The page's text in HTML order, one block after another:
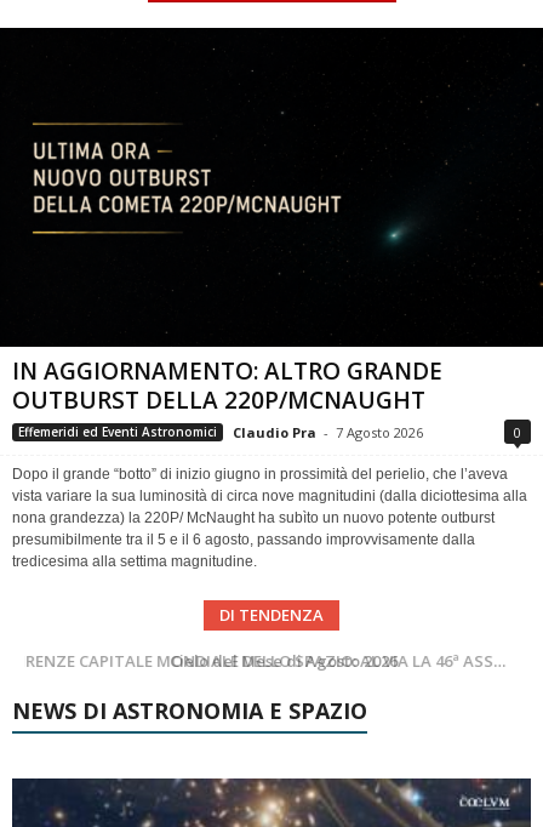
IN AGGIORNAMENTO: ALTRO GRANDE
OUTBURST DELLA 220P/MCNAUGHT
Effemeridi ed Eventi Astronomici Claudio Pra - 7 Agosto 2026 0
Dopo il grande “botto” di inizio giugno in prossimità del perielio, che l’aveva
vista variare la sua luminosità di circa nove magnitudini (dalla diciottesima alla
nona grandezza) la 220P/ McNaught ha subìto un nuovo potente outburst
presumibilmente tra il 5 e il 6 agosto, passando improvvisamente dalla
tredicesima alla settima magnitudine.
DI TENDENZA
Cielo del Mese di Agosto 2026
SUPERNOVAE aggiornamenti del mese – Agosto 2026
NEWS DI ASTRONOMIA E SPAZIO